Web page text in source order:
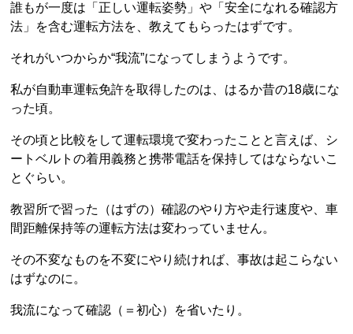
誰もが一度は「正しい運転姿勢」や「安全になれる確認方
法」を含む運転方法を、教えてもらったはずです。
それがいつからか“我流”になってしまうようです。
私が自動車運転免許を取得したのは、はるか昔の18歳にな
った頃。
その頃と比較をして運転環境で変わったことと言えば、シ
ートベルトの着用義務と携帯電話を保持してはならないこ
とぐらい。
教習所で習った（はずの）確認のやり方や走行速度や、車
間距離保持等の運転方法は変わっていません。
その不変なものを不変にやり続ければ、事故は起こらない
はずなのに。
我流になって確認（＝初心）を省いたり。